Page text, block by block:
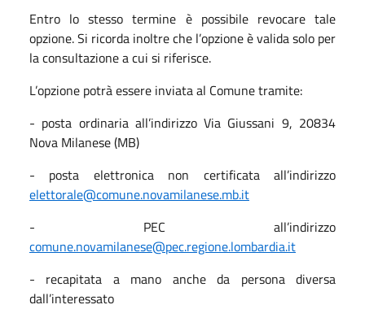
Entro lo stesso termine è possibile revocare tale
opzione. Si ricorda inoltre che l’opzione è valida solo per
la consultazione a cui si riferisce.
L’opzione potrà essere inviata al Comune tramite:
- posta ordinaria all’indirizzo Via Giussani 9, 20834
Nova Milanese (MB)
- posta elettronica non certificata all’indirizzo
elettorale@comune.novamilanese.mb.it
- PEC all’indirizzo
comune.novamilanese@pec.regione.lombardia.it
- recapitata a mano anche da persona diversa
dall’interessato